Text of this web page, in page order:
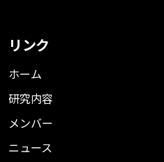
リンク
ホーム
研究内容
メンバー
ニュース